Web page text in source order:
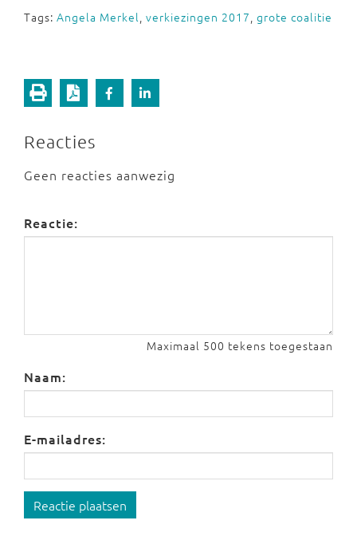
Tags: Angela Merkel, verkiezingen 2017, grote coalitie
Reacties
Geen reacties aanwezig
Reactie:
Maximaal 500 tekens toegestaan
Naam:
E-mailadres:
Reactie plaatsen